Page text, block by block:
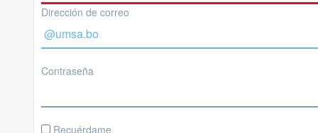
Dirección de correo
Contraseña
Recuérdame